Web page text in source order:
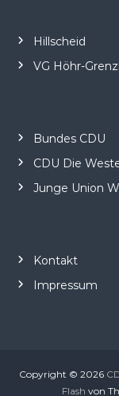
Hillscheid
VG Höhr-
Bundes CDU
CDU Die
Junge Union
Kontakt
Impressum
Copyright © 2026
Flash von